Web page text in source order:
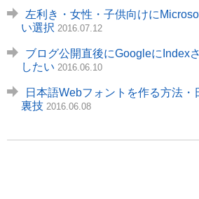
左利き・女性・子供向けに
い選択 2016.07.12
ブログ公開直後にGoogleにIndex
したい 2016.06.10
日本語Webフォントを作る方法・
裏技 2016.06.08